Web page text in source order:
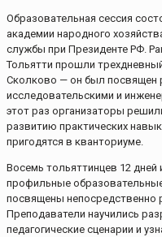
Образовательная сессия
академии народного
службы при Президенте РФ.
Тольятти прошли
Сколково — он был посвящен
исследовательскими и
этот раз организаторы
развитию практических
пригодятся в кванториуме.
Восемь тольяттинцев 12 дней
профильные
посвящены непосредственно
Преподаватели научились
педагогические сценарии и